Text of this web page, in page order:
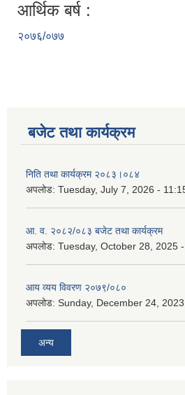
आर्थिक बर्ष :
२०७६/०७७
बजेट तथा कार्यक्रम
निति तथा कार्यक्रम २०८३।०८४
अपलोड: Tuesday, July 7, 2026 -
आ. व. २०८२/०८३ बजेट तथा कार्यक्रम
अपलोड: Tuesday, October 28, 2025
आय व्यय विवरण २०७९/०८०
अपलोड: Sunday, December 24,
अन्य